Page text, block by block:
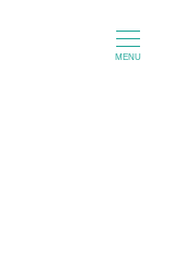
MENU